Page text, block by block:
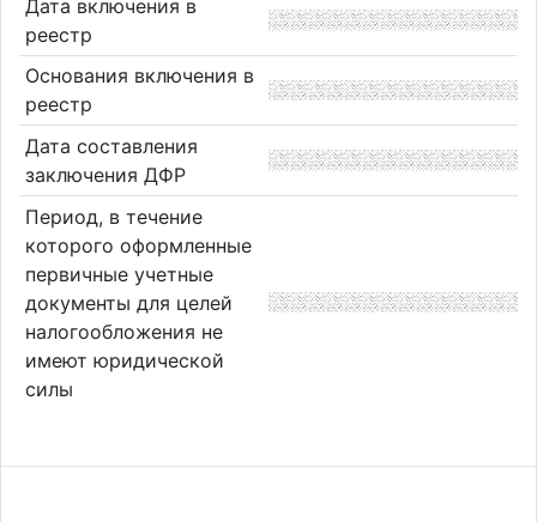
Дата включения в
реестр
Основания включения в
реестр
Дата составления
заключения ДФР
Период, в течение
которого оформленные
первичные учетные
документы для целей
налогообложения не
имеют юридической
силы